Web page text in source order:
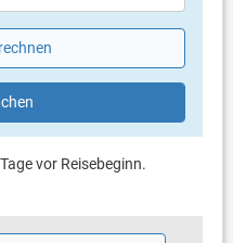
10.00 € pro Tag / pro
vor Reisebeginn.